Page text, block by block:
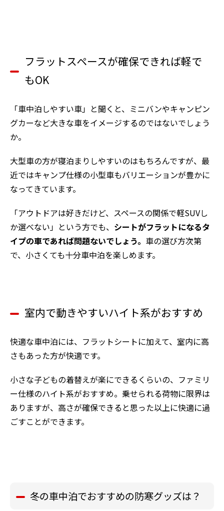
フラットスペースが確保できれば軽で
もOK
「車中泊しやすい車」と聞くと、ミニバンやキャンピン
グカーなど大きな車をイメージするのではないでしょう
か。
大型車の方が寝泊まりしやすいのはもちろんですが、最
近ではキャンプ仕様の小型車もバリエーションが豊かに
なってきています。
「アウトドアは好きだけど、スペースの関係で軽SUVし
か選べない」という方でも、 シートがフラットになるタ
イプの車であれば問題ないでしょう。 車の選び方次第
で、小さくても十分車中泊を楽しめます。
室内で動きやすいハイト系がおすすめ
快適な車中泊には、フラットシートに加えて、室内に高
さもあった方が快適です。
小さな子どもの着替えが楽にできるくらいの、ファミリ
ー仕様のハイト系がおすすめ。乗せられる荷物に限界は
ありますが、高さが確保できると思った以上に快適に過
ごすことができます。
冬の車中泊でおすすめの防寒グッズは？